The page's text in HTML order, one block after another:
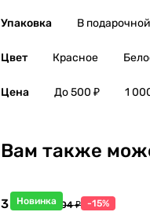
Упаковка В
Цвет Красное
Цена До 500 ₽ 1
Вам также
Новинка
3 998 ₽4 704 ₽ -15%